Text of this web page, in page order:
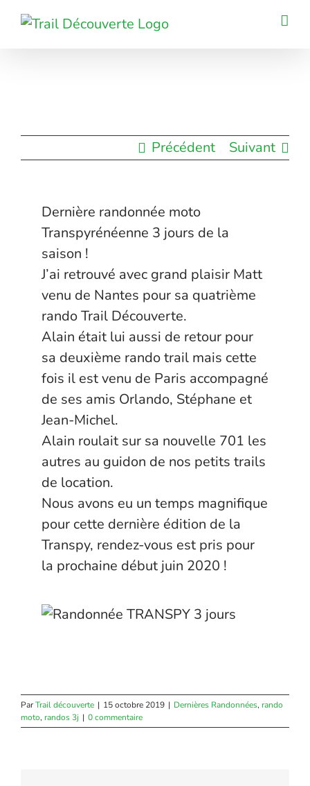
Passer
Précédent Suivant
Dernière randonnée moto
Transpyrénéenne 3 jours de la
saison !
J’ai retrouvé avec grand plaisir Matt
venu de Nantes pour sa quatrième
rando Trail Découverte.
Alain était lui aussi de retour pour
sa deuxième rando trail mais cette
fois il est venu de Paris accompagné
de ses amis Orlando, Stéphane et
Jean-Michel.
Alain roulait sur sa nouvelle 701 les
autres au guidon de nos petits trails
de location.
Nous avons eu un temps magnifique
pour cette dernière édition de la
Transpy, rendez-vous est pris pour
la prochaine début juin 2020 !
ParTrail découverte | 15 octobre 2019 | Dernières Randonnées, rando
moto, randos 3j | 0 commentaire